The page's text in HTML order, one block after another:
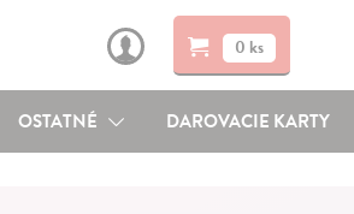
0 ks
OSTATNÉ DAROVACIE KARTY